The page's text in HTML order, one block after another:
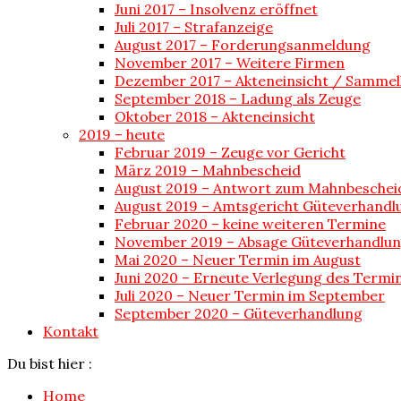
Juni 2017 – Insolvenz eröffnet
Juli 2017 – Strafanzeige
August 2017 – Forderungsanmeldung
November 2017 – Weitere Firmen
Dezember 2017 – Akteneinsicht /
September 2018 – Ladung als Zeuge
Oktober 2018 – Akteneinsicht
2019 – heute
Februar 2019 – Zeuge vor Gericht
März 2019 – Mahnbescheid
August 2019 – Antwort zum
August 2019 – Amtsgericht
Februar 2020 – keine weiteren Termine
November 2019 – Absage
Mai 2020 – Neuer Termin im August
Juni 2020 – Erneute Verlegung des
Juli 2020 – Neuer Termin im September
September 2020 – Güteverhandlung
Kontakt
Du bist hier :
Home